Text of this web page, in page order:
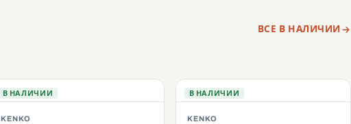
ВСЕ В НАЛИЧИИ
В НАЛИЧИИ
KENKO
В НАЛИЧИИ
KENKO